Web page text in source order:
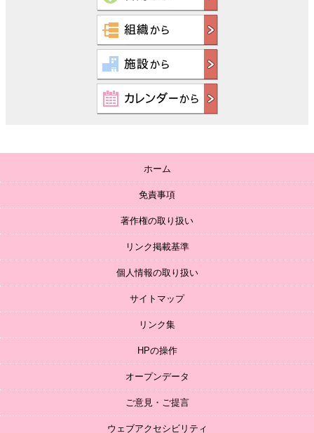
ホーム
免責事項
著作権の取り扱い
リンク掲載基準
個人情報の取り扱い
サイトマップ
リンク集
HPの操作
オープンデータ
ご意見・ご提言
ウェブアクセシビリティ